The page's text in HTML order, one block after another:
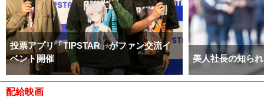
投票アプリ「TIPSTAR」がファン交流イ
ベント開催
美人社長の知ら
配給映画